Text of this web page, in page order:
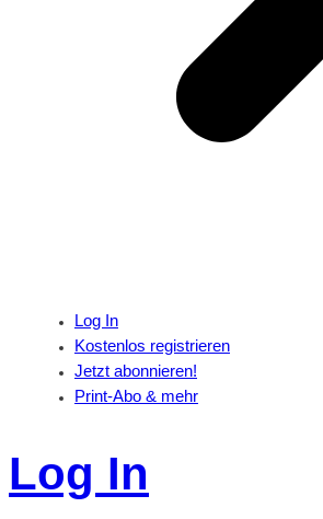
Log In
Kostenlos registrieren
Jetzt abonnieren!
Print-Abo & mehr
Log In